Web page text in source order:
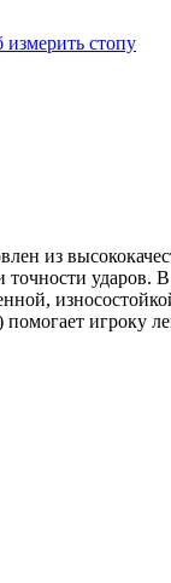
стопу
из
точности
игроку